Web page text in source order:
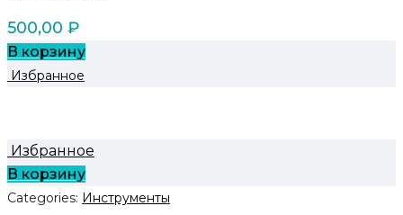
500,00 ₽
В корзину
Избранное
Избранное
В корзину
Categories: Инструменты